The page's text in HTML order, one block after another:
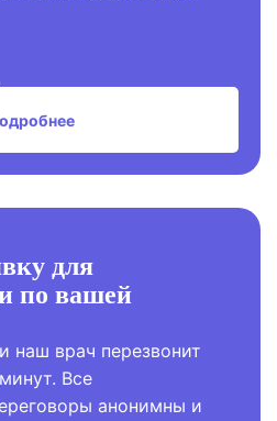
для
по вашей
наш врач перезвонит
Все
анонимны и